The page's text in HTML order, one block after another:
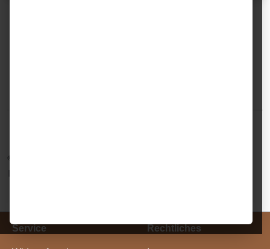
Service Rechtliches